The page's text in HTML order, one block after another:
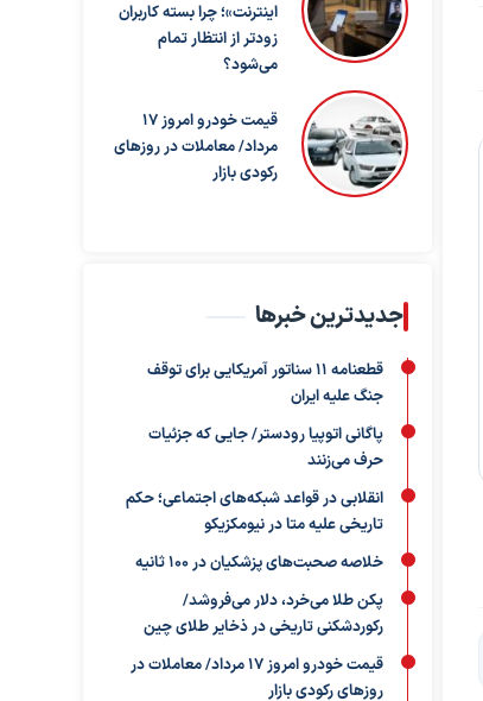
اینترنت»؛ چرا بسته کاربران
زودتر از انتظار تمام
می‌شود؟
قیمت خودرو امروز ۱۷
مرداد/ معاملات در روزهای
رکودی بازار
جدیدترین خبرها
قطعنامه ۱۱ سناتور آمریکایی برای توقف
جنگ علیه ایران
پاگانی اتوپیا رودستر/ جایی که جزئیات
حرف می‌زنند
انقلابی در قواعد شبکه‌های اجتماعی؛ حکم
تاریخی علیه متا در نیومکزیکو
خلاصه صحبت‌های پزشکیان در ۱۰۰ ثانیه
پکن طلا می‌خرد، دلار می‌فروشد/
رکوردشکنی تاریخی در ذخایر طلای چین
قیمت خودرو امروز ۱۷ مرداد/ معاملات در
روزهای رکودی بازار